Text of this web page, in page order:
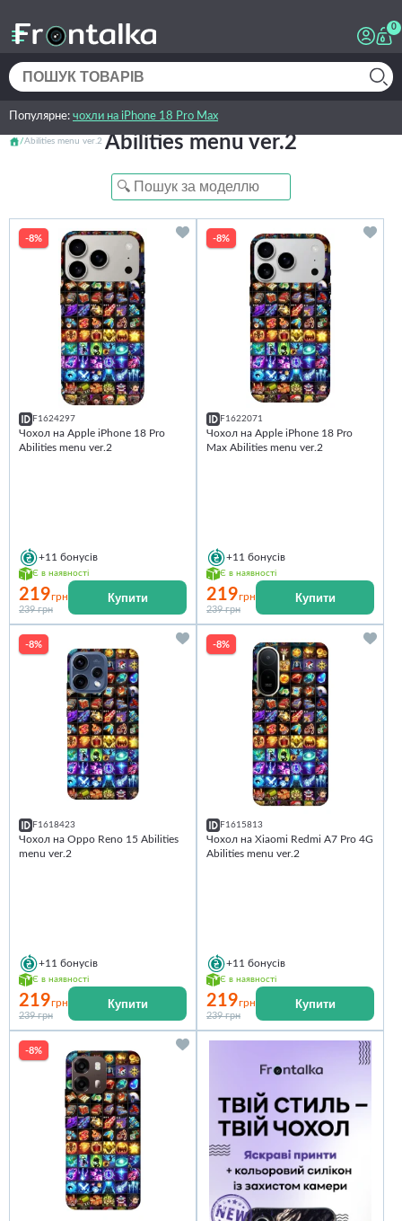
0
Популярне: чохли на iPhone 18 Pro Max
Abilities menu ver.2 Abilities menu ver.2
-8%
F1624297
Чохол на Apple iPhone 18 Pro
Abilities menu ver.2
+11 бонусів
Є в наявності
219грн
239 грн
Купити
-8%
F1622071
Чохол на Apple iPhone 18 Pro
Max Abilities menu ver.2
+11 бонусів
Є в наявності
219грн
239 грн
Купити
-8%
F1618423
Чохол на Oppo Reno 15 Abilities
menu ver.2
+11 бонусів
Є в наявності
219грн
239 грн
Купити
-8%
F1615813
Чохол на Xiaomi Redmi A7 Pro 4G
Abilities menu ver.2
+11 бонусів
Є в наявності
219грн
239 грн
Купити
-8%